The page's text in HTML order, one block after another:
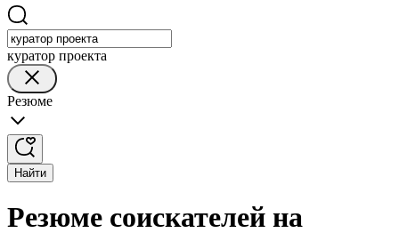
куратор проекта
Резюме
Найти
Резюме соискателей на